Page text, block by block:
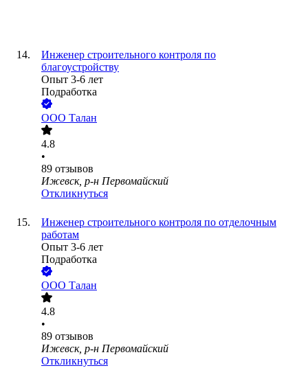
Инженер строительного контроля по
благоустройству
Опыт 3-6 лет
Подработка
ООО Талан
4.8
•
89 отзывов
Ижевск, р-н Первомайский
Откликнуться
Инженер строительного контроля по отделочным
работам
Опыт 3-6 лет
Подработка
ООО Талан
4.8
•
89 отзывов
Ижевск, р-н Первомайский
Откликнуться